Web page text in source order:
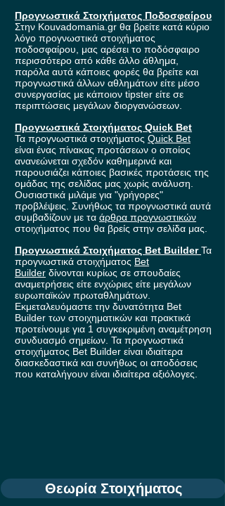
Προγνωστικά Στοιχήματος Ποδοσφαίρου
Στην Kouvadomania.gr θα βρείτε κατά κύριο
λόγο προγνωστικά στοιχήματος
ποδοσφαίρου, μας αρέσει το ποδόσφαιρο
περισσότερο από κάθε άλλο άθλημα,
παρόλα αυτά κάποιες φορές θα βρείτε και
προγνωστικά άλλων αθλημάτων είτε μέσο
συνεργασίας με κάποιον tipster είτε σε
περιπτώσεις μεγάλων διοργανώσεων.
Προγνωστικά Στοιχήματος Quick Bet
Τα προγνωστικά στοιχήματος Quick Bet
είναι ένας πίνακας προτάσεων ο οποίος
ανανεώνεται σχεδόν καθημερινά και
παρουσιάζει κάποιες βασικές προτάσεις της
ομάδας της σελίδας μας χωρίς ανάλυση.
Ουσιαστικά μιλάμε για "γρήγορες"
προβλέψεις. Συνήθως τα προγνωστικά αυτά
συμβαδίζουν με τα άρθρα προγνωστικών
στοιχήματος που θα βρείς στην σελίδα μας.
Προγνωστικά Στοιχήματος Bet BuilderΤα
προγνωστικά στοιχήματος Bet
Builder δίνονται κυρίως σε σπουδαίες
αναμετρήσεις είτε ενχώριες είτε μεγάλων
ευρωπαϊκών πρωταθλημάτων.
Εκμεταλευόμαστε την δυνατότητα Bet
Builder των στοιχηματικών και πρακτικά
προτείνουμε για 1 συγκεκριμένη αναμέτρηση
συνδυασμό σημείων. Τα προγνωστικά
στοιχήματος Bet Builder είναι ιδιαίτερα
διασκεδαστικά και συνήθως οι αποδόσεις
που καταλήγουν είναι ιδιαίτερα αξιόλογες.
Θεωρία Στοιχήματος